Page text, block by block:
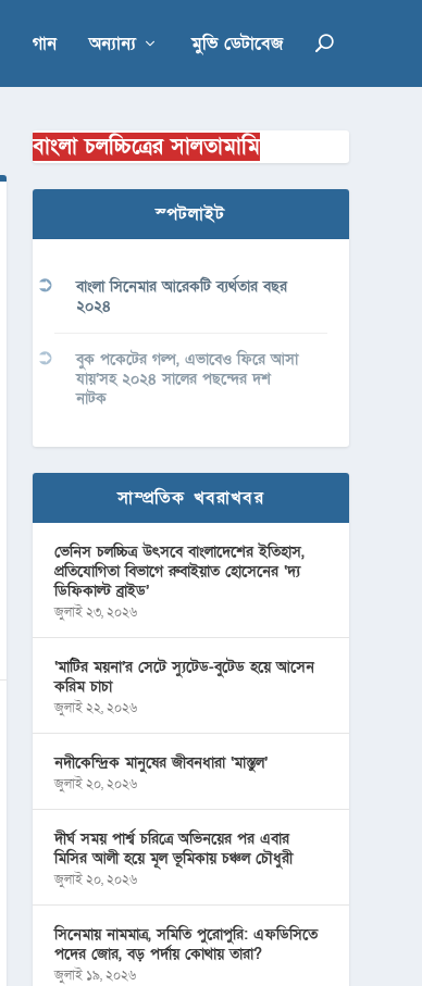
গান অন্যান্য মুভি ডেটাবেজ
বাংলা চলচ্চিত্রের সালতামামি
স্পটলাইট
বাংলা সিনেমার আরেকটি ব্যর্থতার বছর
২০২৪
বুক পকেটের গল্প, এভাবেও ফিরে আসা
যায়’সহ ২০২৪ সালের পছন্দের দশ
নাটক
সাম্প্রতিক খবরাখবর
ভেনিস চলচ্চিত্র উৎসবে বাংলাদেশের ইতিহাস,
প্রতিযোগিতা বিভাগে রুবাইয়াত হোসেনের ‘দ্য
ডিফিকাল্ট ব্রাইড’
জুলাই ২৩, ২০২৬
‘মাটির ময়না’র সেটে স্যুটেড-বুটেড হয়ে আসেন
করিম চাচা
জুলাই ২২, ২০২৬
নদীকেন্দ্রিক মানুষের জীবনধারা ‘মাস্তুল’
জুলাই ২০, ২০২৬
দীর্ঘ সময় পার্শ্ব চরিত্রে অভিনয়ের পর এবার
মিসির আলী হয়ে মূল ভূমিকায় চঞ্চল চৌধুরী
জুলাই ২০, ২০২৬
সিনেমায় নামমাত্র, সমিতি পুরোপুরি: এফডিসিতে
পদের জোর, বড় পর্দায় কোথায় তারা?
জুলাই ১৯, ২০২৬